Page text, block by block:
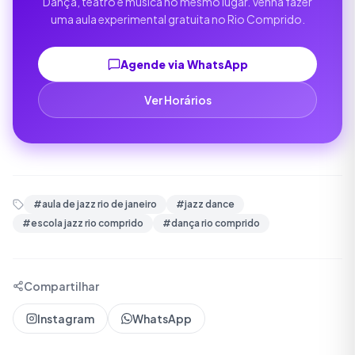
uma aula experimental gratuita no Rio Comprido.
Agende via WhatsApp
Ver Horários
#aula de jazz rio de janeiro #jazz dance
#escola jazz rio comprido #dança rio comprido
Compartilhar
Instagram WhatsApp